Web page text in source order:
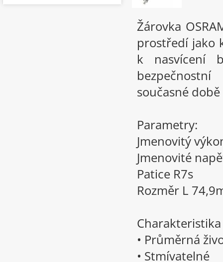
Žárovka
prostředí jako
k nasvícení
současné
Parametry:
Jmenovitý
Jmenovité
Patice R7s
Rozměr L
• Průměrná
• Stmívatelné